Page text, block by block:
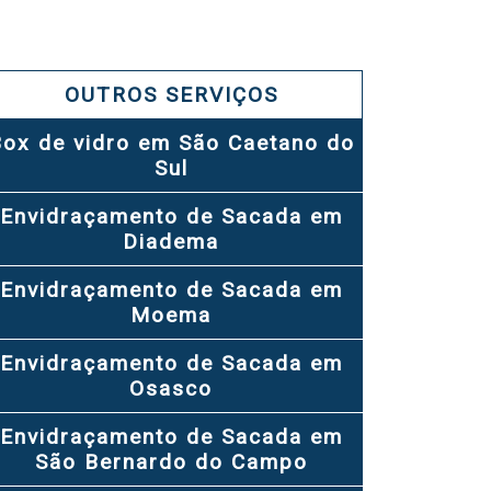
OUTROS SERVIÇOS
de vidro em São Caetano do
Sul
Envidraçamento de Sacada em
Diadema
Envidraçamento de Sacada em
Moema
Envidraçamento de Sacada em
Osasco
Envidraçamento de Sacada em
São Bernardo do Campo